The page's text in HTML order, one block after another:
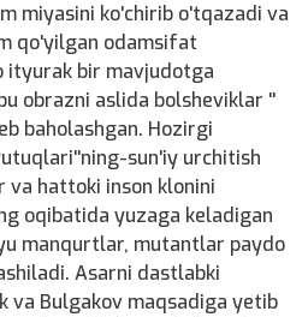
miyasini ko'chirib o'tqazadi va
qo'yilgan odamsifat
ityurak bir mavjudotga
obrazni aslida bolsheviklar ''
baholashgan. Hozirgi
sun'iy urchitish
hattoki inson klonini
oqibatida yuzaga keladigan
manqurtlar, mutantlar paydo
Asarni dastlabki
va Bulgakov maqsadiga yetib